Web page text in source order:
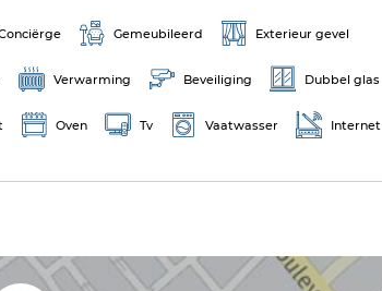
Gemeubileerd Exterieur gevel
Verwarming Beveiliging Dubbel glas
Oven Tv Vaatwasser Internet